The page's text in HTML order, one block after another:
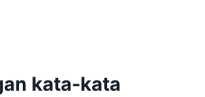
kata-kata